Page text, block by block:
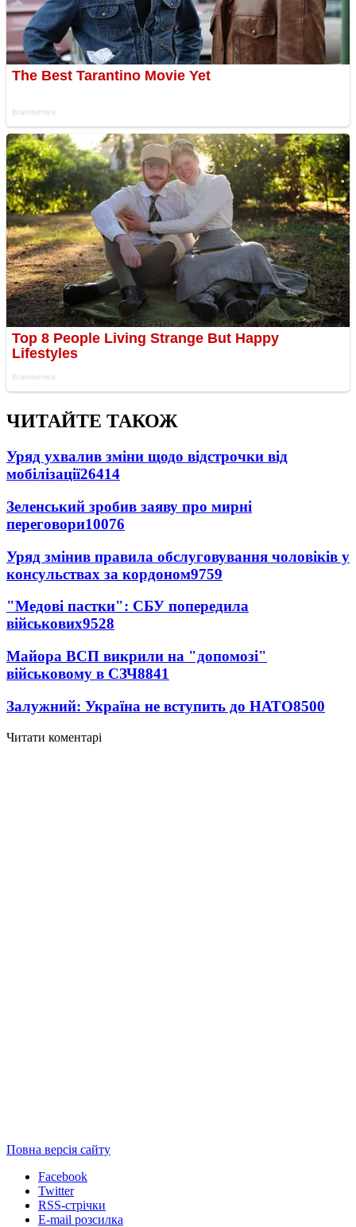
ЧИТАЙТЕ ТАКОЖ
Уряд ухвалив зміни щодо відстрочки від
мобілізації26414
Зеленський зробив заяву про мирні
переговори10076
Уряд змінив правила обслуговування чоловіків у
консульствах за кордоном9759
"Медові пастки": СБУ попередила
військових9528
Майора ВСП викрили на "допомозі"
військовому в СЗЧ8841
Залужний: Україна не вступить до НАТО8500
Читати коментарі
Повна версія сайту
Facebook
Twitter
RSS-стрічки
E-mail розсилка